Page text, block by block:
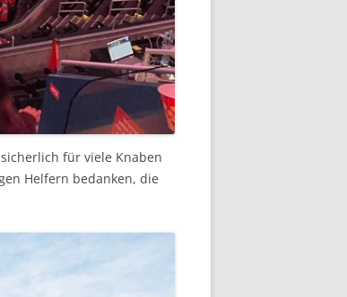
für viele Knaben
Helfern bedanken, die